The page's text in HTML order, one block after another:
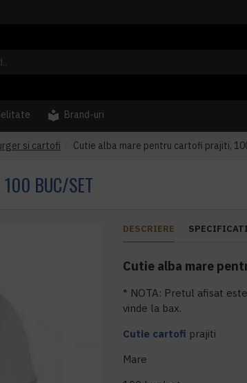
Brand-uri
si cartofi Cutie alba mare pentru cartofi prajiti,
100 BUC/SET
DESCRIERE
Cutie alba mare
* NOTA: Pretul afisat
vinde la bax.
Cutie cartofi prajiti
Mare